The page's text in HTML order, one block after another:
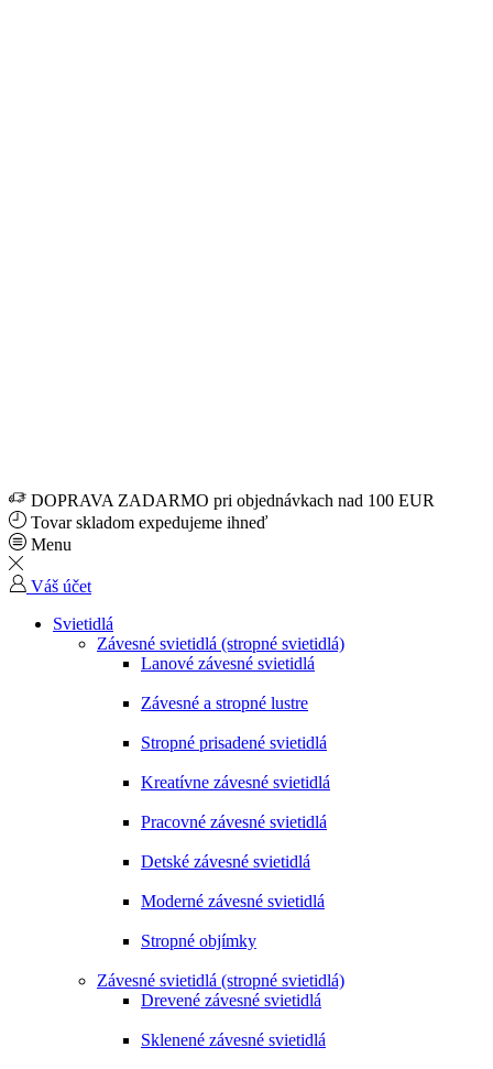
DOPRAVA ZADARMO pri objednávkach nad 100 EUR
Tovar skladom expedujeme ihneď
Menu
Váš účet
Svietidlá
Závesné svietidlá (stropné svietidlá)
Lanové závesné svietidlá
Závesné a stropné lustre
Stropné prisadené svietidlá
Kreatívne závesné svietidlá
Pracovné závesné svietidlá
Detské závesné svietidlá
Moderné závesné svietidlá
Stropné objímky
Závesné svietidlá (stropné svietidlá)
Drevené závesné svietidlá
Sklenené závesné svietidlá